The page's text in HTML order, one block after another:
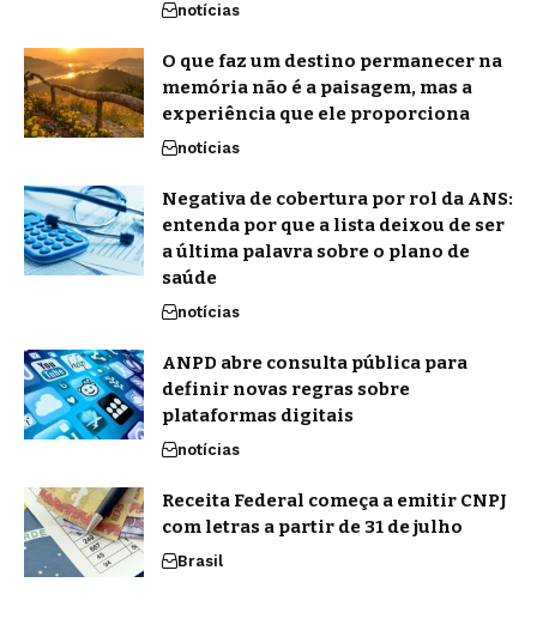
notícias
O que faz um destino permanecer na
memória não é a paisagem, mas a
experiência que ele proporciona
notícias
Negativa de cobertura por rol da ANS:
entenda por que a lista deixou de ser
a última palavra sobre o plano de
saúde
notícias
ANPD abre consulta pública para
definir novas regras sobre
plataformas digitais
notícias
Receita Federal começa a emitir CNPJ
com letras a partir de 31 de julho
Brasil